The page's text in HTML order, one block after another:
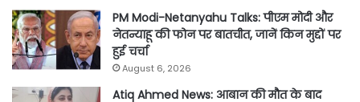
PM Modi-Netanyahu Talks: पीएम मोदी और
नेतन्याहू की फोन पर बातचीत, जानें किन मुद्दों पर
हुई चर्चा
August 6, 2026
Atiq Ahmed News: आबान की मौत के बाद